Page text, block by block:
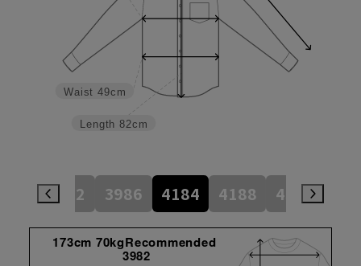
Length 82cm
Waist 49cm
3982 3986 4184 4188 4386
173cm 70kgRecommended
3982